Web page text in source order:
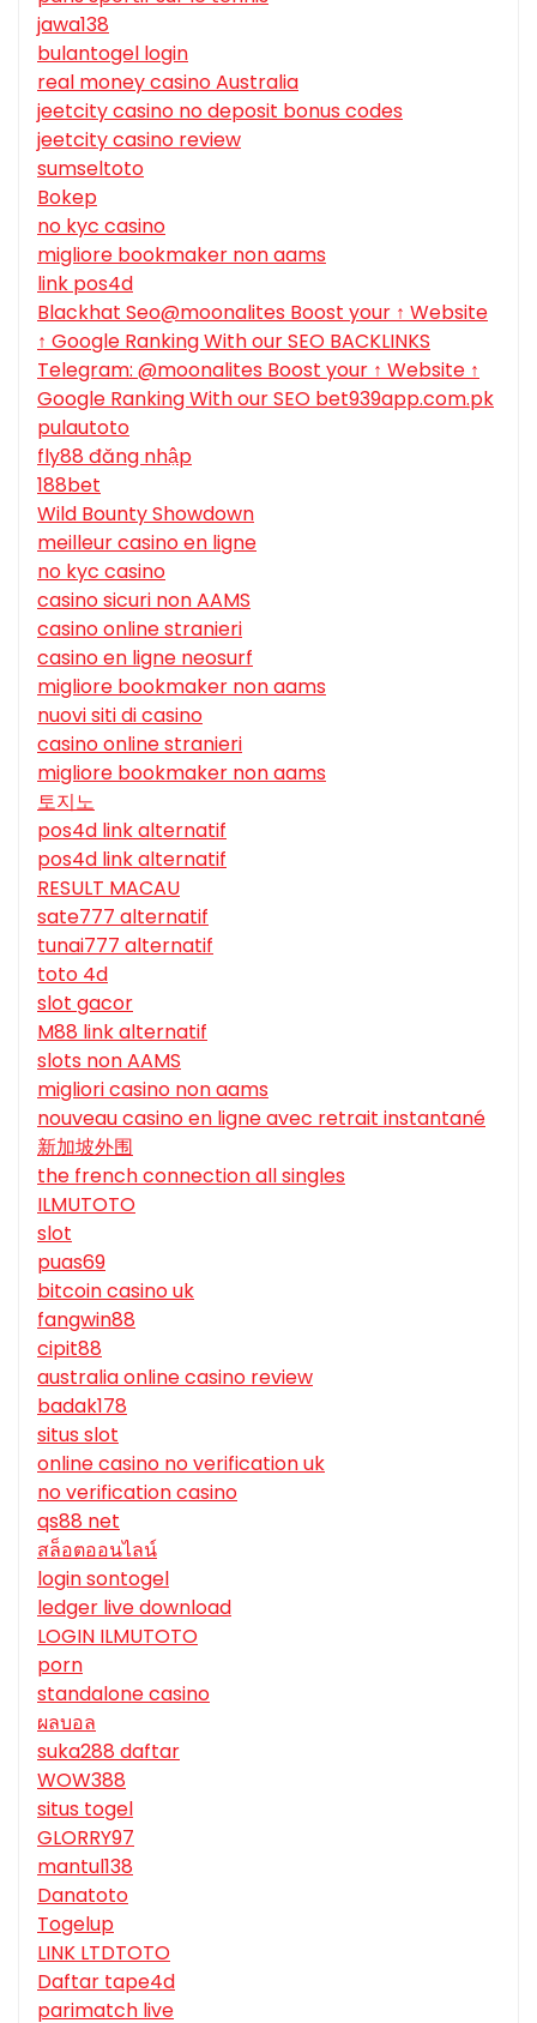
jawa138
bulantogel login
real money casino Australia
jeetcity casino no deposit bonus codes
jeetcity casino review
sumseltoto
Bokep
no kyc casino
migliore bookmaker non aams
link pos4d
Blackhat Seo@moonalites Boost your ↑ Website
↑ Google Ranking With our SEO BACKLINKS
Telegram: @moonalites Boost your ↑ Website ↑
Google Ranking With our SEO bet939app.com.pk
pulautoto
fly88 đăng nhập
188bet
Wild Bounty Showdown
meilleur casino en ligne
no kyc casino
casino sicuri non AAMS
casino online stranieri
casino en ligne neosurf
migliore bookmaker non aams
nuovi siti di casino
casino online stranieri
migliore bookmaker non aams
토지노
pos4d link alternatif
pos4d link alternatif
RESULT MACAU
sate777 alternatif
tunai777 alternatif
toto 4d
slot gacor
M88 link alternatif
slots non AAMS
migliori casino non aams
nouveau casino en ligne avec retrait instantané
新加坡外围
the french connection all singles
ILMUTOTO
slot
puas69
bitcoin casino uk
fangwin88
cipit88
australia online casino review
badak178
situs slot
online casino no verification uk
no verification casino
qs88 net
สล็อตออนไลน์
login sontogel
ledger live download
LOGIN ILMUTOTO
porn
standalone casino
ผลบอล
suka288 daftar
WOW388
situs togel
GLORRY97
mantul138
Danatoto
Togelup
LINK LTDTOTO
Daftar tape4d
parimatch live